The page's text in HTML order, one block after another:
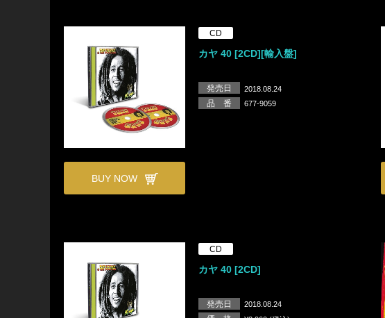
BUY NOW
CD
カヤ 40 [2CD][輸入盤]
発売日 2018.08.24
品 番 677-9059
CD
カヤ 40 [2CD]
発売日 2018.08.24